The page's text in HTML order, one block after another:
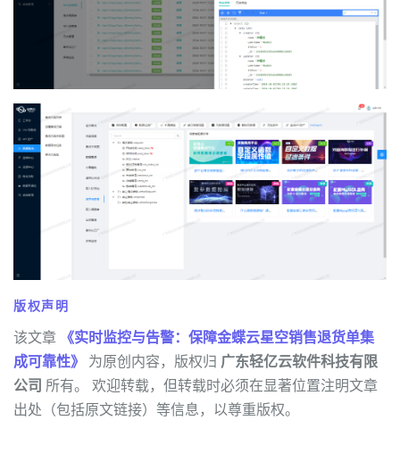
版权声明
该文章 《实时监控与告警：保障金蝶云星空销售退货单集
成可靠性》 为原创内容，版权归 广东轻亿云软件科技有限
公司 所有。 欢迎转载，但转载时必须在显著位置注明文章
出处（包括原文链接）等信息，以尊重版权。